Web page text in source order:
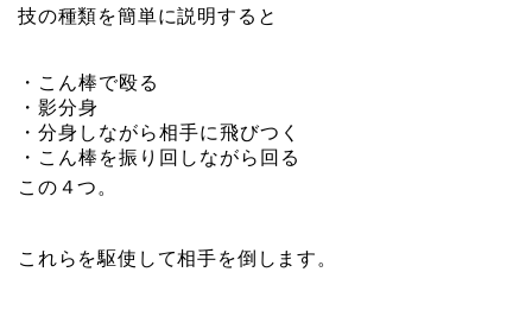
技の種類を簡単に説明すると
・こん棒で殴る
・影分身
・分身しながら相手に飛びつく
・こん棒を振り回しながら回る
この４つ。
これらを駆使して相手を倒します。